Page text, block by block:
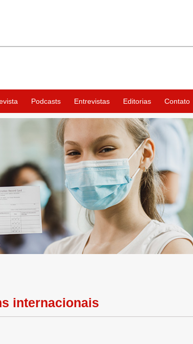
Podcasts Entrevistas Editorias Contato
internacionais